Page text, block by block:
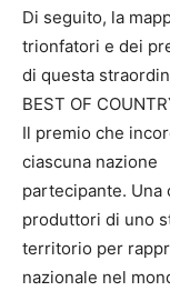
Di seguito, la
trionfatori e dei
di questa
BEST OF
Il premio che
ciascuna nazione
partecipante.
produttori di uno
territorio per
nazionale nel